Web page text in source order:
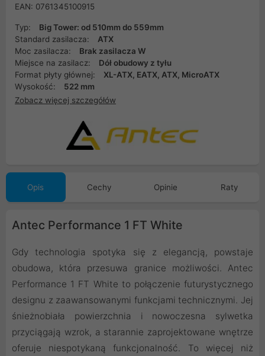
EAN: 0761345100915
Typ:
Big Tower: od 510mm do 559mm
Standard zasilacza:
ATX
Moc zasilacza:
Brak zasilacza W
Miejsce na zasilacz:
Dół obudowy z tyłu
Format płyty głównej:
XL-ATX, EATX, ATX, MicroATX
Wysokość:
522 mm
Zobacz więcej szczegółów
Opis Cechy Opinie Raty
Antec Performance 1 FT White
Gdy technologia spotyka się z elegancją, powstaje
obudowa, która przesuwa granice możliwości. Antec
Performance 1 FT White to połączenie futurystycznego
designu z zaawansowanymi funkcjami technicznymi. Jej
śnieżnobiała powierzchnia i nowoczesna sylwetka
przyciągają wzrok, a starannie zaprojektowane wnętrze
oferuje niespotykaną funkcjonalność. To więcej niż